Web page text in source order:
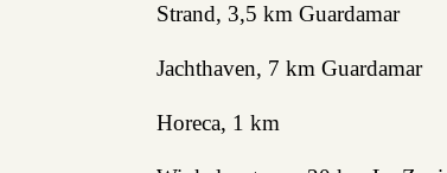
Aanbod
Strand, 3,5 km Guardamar
Jachthaven, 7 km Guardamar
Horeca, 1 km